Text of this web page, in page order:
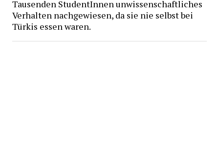
Tausenden StudentInnen unwissenschaftliches
Verhalten nachgewiesen, da sie nie selbst bei
Türkis essen waren.